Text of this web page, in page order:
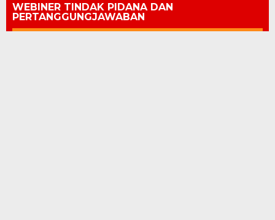
WEBINER TINDAK PIDANA DAN
PERTANGGUNGJAWABAN